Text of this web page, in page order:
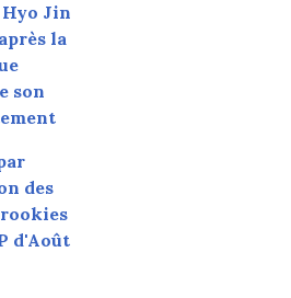
Hyo Jin
la
son
des
d'Août